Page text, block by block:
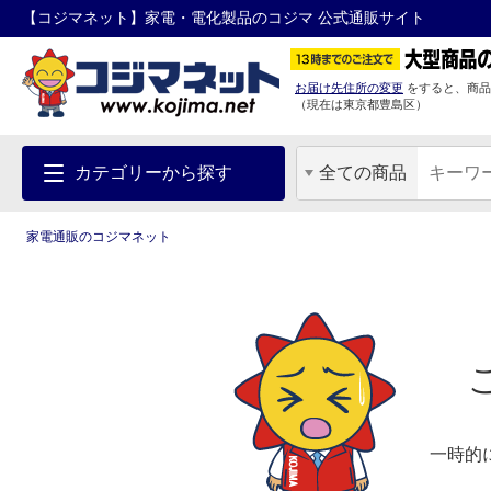
【コジマネット】家電・電化製品のコジマ 公式通販サイト
お届け先住所の変更 をすると、商
（現在は東京都豊島区）
カテゴリーから探す 全ての商品
家電通販のコジマネット
一時的